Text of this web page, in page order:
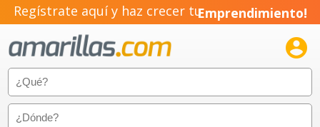
Regístrate aquí y haz crecer tuEmprendimiento!
